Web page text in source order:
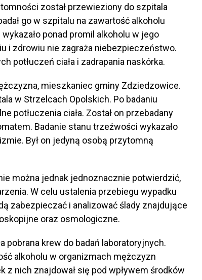
został przewieziony do szpitala
go w szpitalu na zawartość alkoholu
ponad promil alkoholu w jego
i zdrowiu nie zagraża niebezpieczeństwo.
potłuczeń ciała i zadrapania naskórka.
mieszkaniec gminy Zdziedzowice.
w Strzelcach Opolskich. Po badaniu
potłuczenia ciała. Został on przebadany
Badanie stanu trzeźwości wykazało
Był on jedyną osobą przytomną
można jednak jednoznacznie potwierdzić,
W celu ustalenia przebiegu wypadku
zabezpieczać i analizować ślady znajdujące
oraz osmologiczne.
krew do badań laboratoryjnych.
alkoholu w organizmach mężczyzn
z nich znajdował się pod wpływem środków